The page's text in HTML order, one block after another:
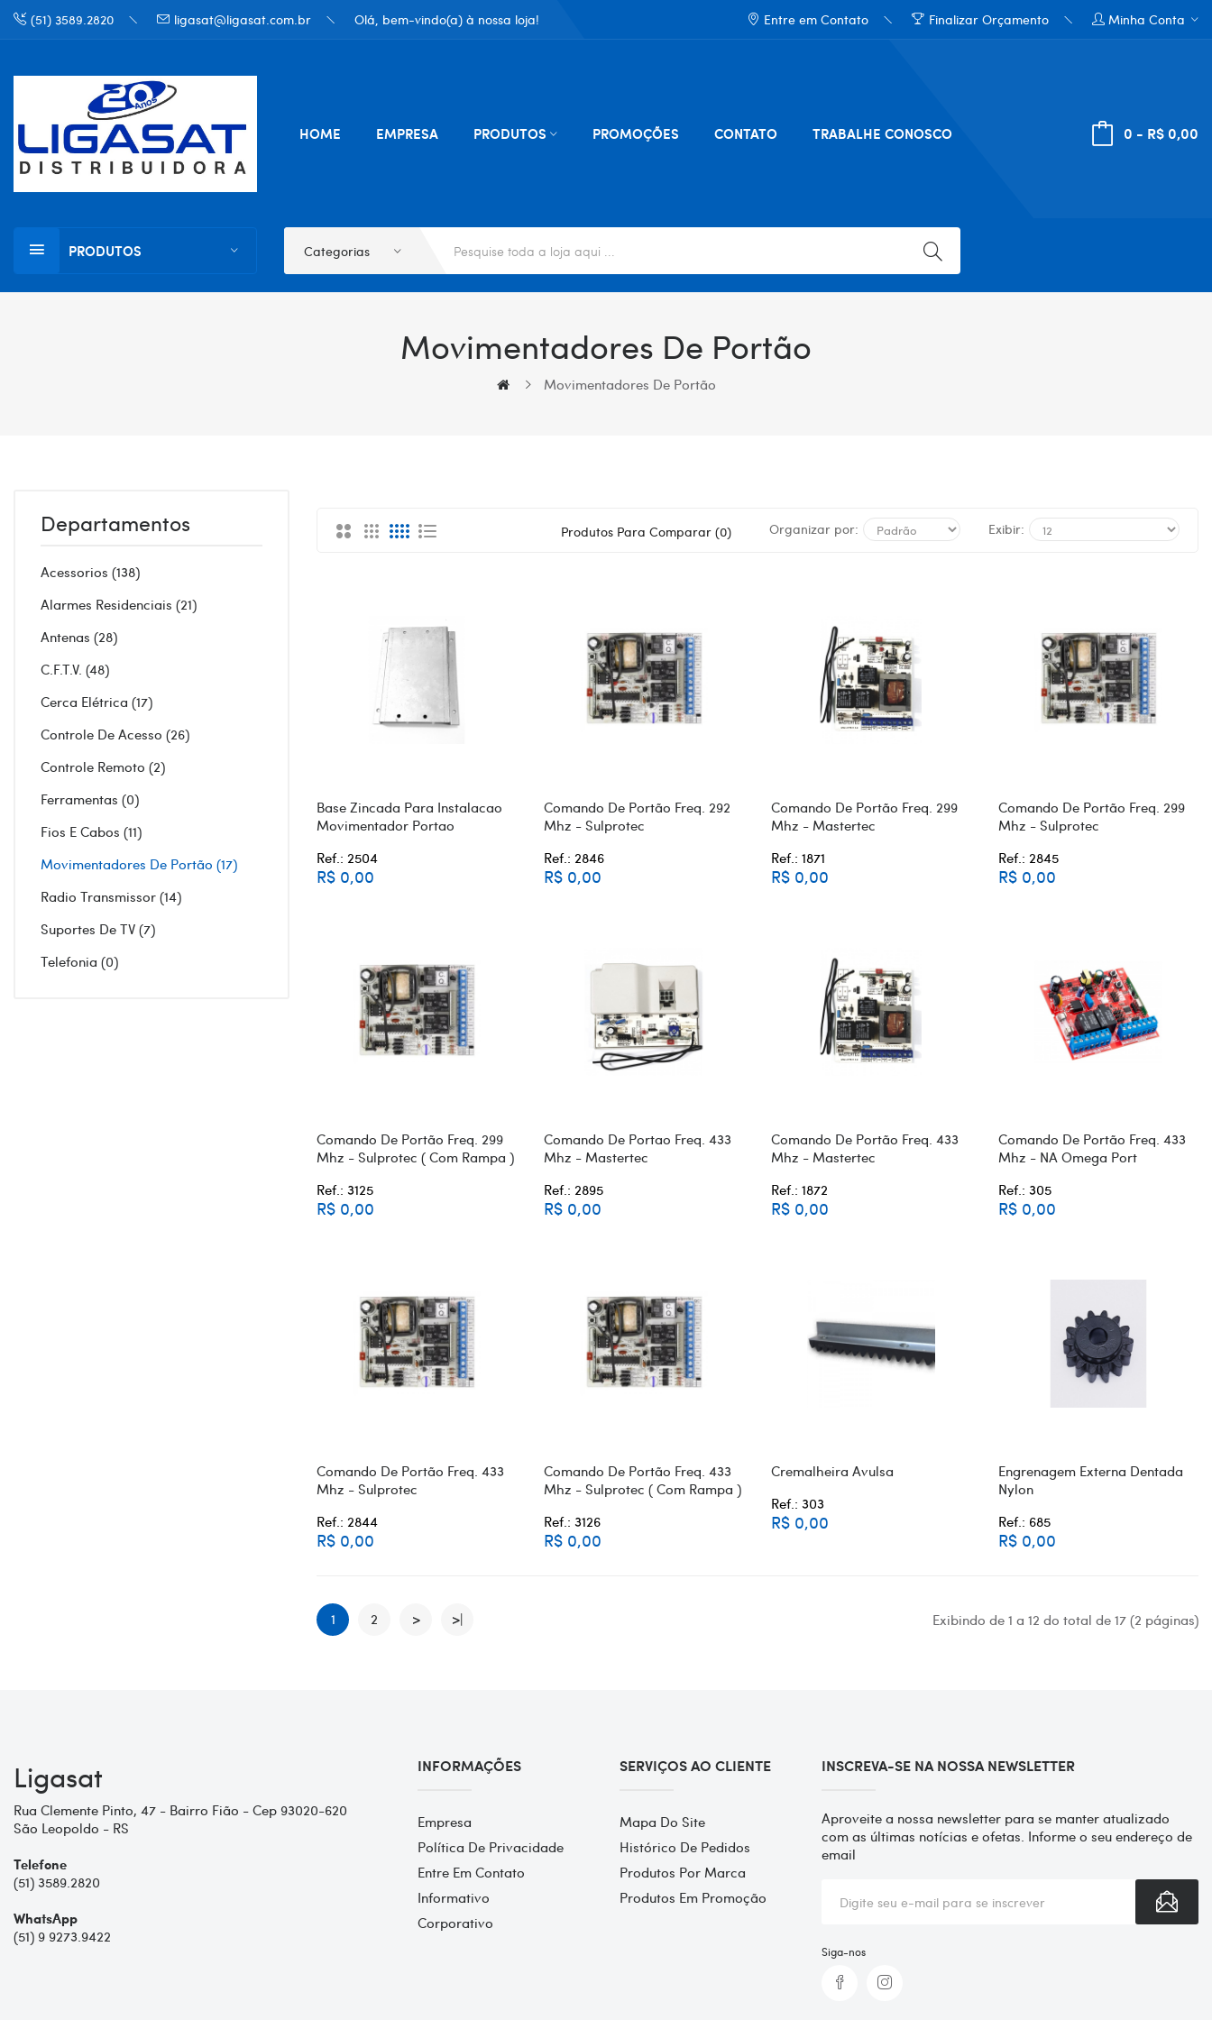
(51) 3589.2820 ligasat@ligasat.com.br Olá, bem-vindo(a) à nossa loja! Entre em Contato Finalizar Orçamento Minha Conta
HOME EMPRESA PRODUTOS PROMOÇÕES CONTATO TRABALHE CONOSCO 0 - R$ 0,00
PRODUTOS Categorias
Movimentadores De Portão
Movimentadores De Portão
Departamentos
Acessorios 138
Alarmes Residenciais 21
Antenas 28
C.F.T.V. 48
Cerca Elétrica 17
Controle De Acesso 26
Controle Remoto 2
Ferramentas 0
Fios E Cabos 11
Movimentadores De Portão 17
Radio Transmissor 14
Suportes De TV 7
Telefonia 0
Produtos Para Comparar (0) Organizar por: Exibir:
Base Zincada Para Instalacao
Movimentador Portao
Ref.: 2504
R$ 0,00
Comando De Portão Freq. 292
Mhz - Sulprotec
Ref.: 2846
R$ 0,00
Comando De Portão Freq. 299
Mhz - Mastertec
Ref.: 1871
R$ 0,00
Comando De Portão Freq. 299
Mhz - Sulprotec
Ref.: 2845
R$ 0,00
Comando De Portão Freq. 299
Mhz - Sulprotec ( Com Rampa )
Ref.: 3125
R$ 0,00
Comando De Portao Freq. 433
Mhz - Mastertec
Ref.: 2895
R$ 0,00
Comando De Portão Freq. 433
Mhz - Mastertec
Ref.: 1872
R$ 0,00
Comando De Portão Freq. 433
Mhz - NA Omega Port
Ref.: 305
R$ 0,00
Comando De Portão Freq. 433
Mhz - Sulprotec
Ref.: 2844
R$ 0,00
Comando De Portão Freq. 433
Mhz - Sulprotec ( Com Rampa )
Ref.: 3126
R$ 0,00
Cremalheira Avulsa
Ref.: 303
R$ 0,00
Engrenagem Externa Dentada
Nylon
Ref.: 685
R$ 0,00
1 2 > >| Exibindo de 1 a 12 do total de 17 (2 páginas)
Ligasat
Rua Clemente Pinto, 47 - Bairro Fião - Cep 93020-620
São Leopoldo - RS
Telefone
(51) 3589.2820
WhatsApp
(51) 9 9273.9422
INFORMAÇÕES
Empresa
Política De Privacidade
Entre Em Contato
Informativo
Corporativo
SERVIÇOS AO CLIENTE
Mapa Do Site
Histórico De Pedidos
Produtos Por Marca
Produtos Em Promoção
INSCREVA-SE NA NOSSA NEWSLETTER
Aproveite a nossa newsletter para se manter atualizado
com as últimas notícias e ofetas. Informe o seu endereço de
email
Siga-nos